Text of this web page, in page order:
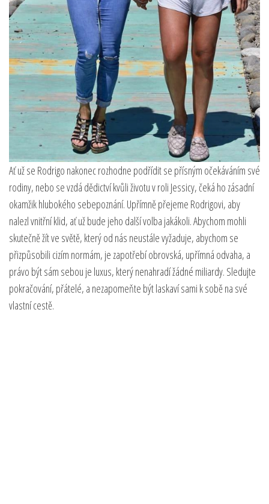
Ať už se Rodrigo nakonec rozhodne podřídit se přísným očekáváním své
rodiny, nebo se vzdá dědictví kvůli životu v roli Jessicy, čeká ho zásadní
okamžik hlubokého sebepoznání. Upřímně přejeme Rodrigovi, aby
nalezl vnitřní klid, ať už bude jeho další volba jakákoli. Abychom mohli
skutečně žít ve světě, který od nás neustále vyžaduje, abychom se
přizpůsobili cizím normám, je zapotřebí obrovská, upřímná odvaha, a
právo být sám sebou je luxus, který nenahradí žádné miliardy. Sledujte
pokračování, přátelé, a nezapomeňte být laskaví sami k sobě na své
vlastní cestě.